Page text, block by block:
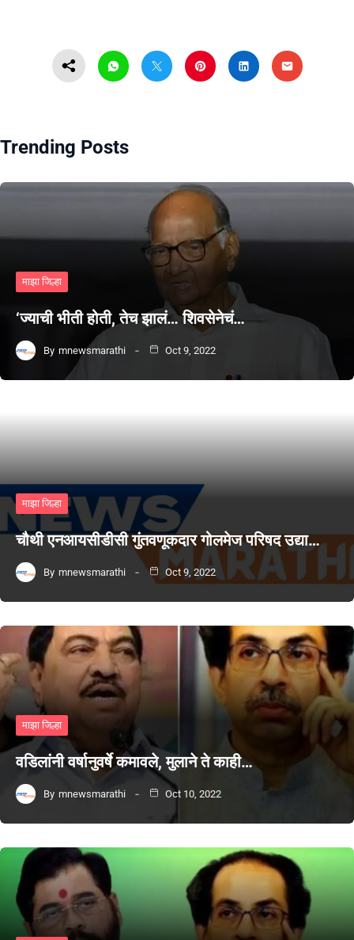
Trending Posts
माझा जिल्हा
‘ज्याची भीती होती, तेच झालं… शिवसेनेचं…
By mnewsmarathi Oct 9, 2022
माझा जिल्हा
चौथी एनआयसीडीसी गुंतवणूकदार गोलमेज परिषद उद्या…
By mnewsmarathi Oct 9, 2022
माझा जिल्हा
वडिलांनी वर्षानुवर्षे कमावले, मुलाने ते काही…
By mnewsmarathi Oct 10, 2022